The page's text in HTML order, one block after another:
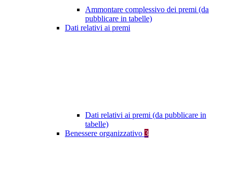
Ammontare complessivo dei premi (da
pubblicare in tabelle)
Dati relativi ai premi
Dati relativi ai premi (da pubblicare in
tabelle)
Benessere organizzativo 3